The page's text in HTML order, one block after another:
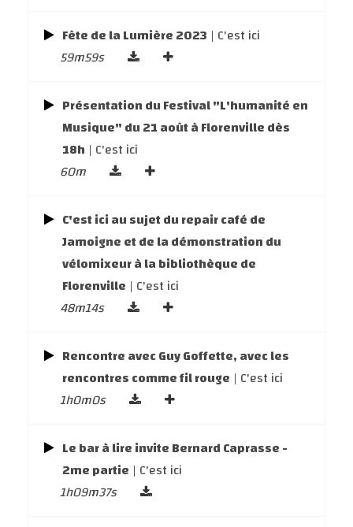
Fête de la Lumière 2023 | C'est ici
59m59s
Présentation du Festival "L'humanité en
Musique" du 21 août à Florenville dès
18h | C'est ici
60m
C'est ici au sujet du repair café de
Jamoigne et de la démonstration du
vélomixeur à la bibliothèque de
Florenville | C'est ici
48m14s
Rencontre avec Guy Goffette, avec les
rencontres comme fil rouge | C'est ici
1h0m0s
Le bar à lire invite Bernard Caprasse -
2me partie | C'est ici
1h09m37s